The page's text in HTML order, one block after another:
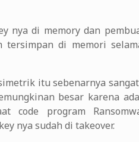
nya di memory dan
tersimpan di memori
itu sebenarnya
besar karena
code program
nya sudah di takeover.